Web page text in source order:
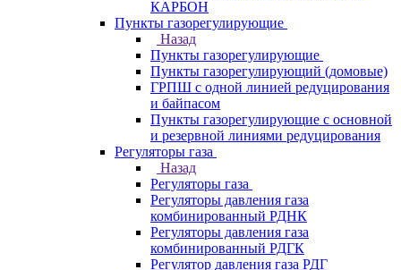
КАРБОН
Пункты газорегулирующие
Назад
Пункты газорегулирующие
Пункты газорегулирующий (домовые)
ГРПШ с одной линией редуцирования
и байпасом
Пункты газорегулирующие с основной
и резервной линиями редуцирования
Регуляторы газа
Назад
Регуляторы газа
Регуляторы давления газа
комбинированный РДНК
Регуляторы давления газа
комбинированный РДГК
Регулятор давления газа РДГ